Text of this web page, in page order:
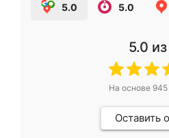
5.0 5.0
5.0
На основе 945
Оставить